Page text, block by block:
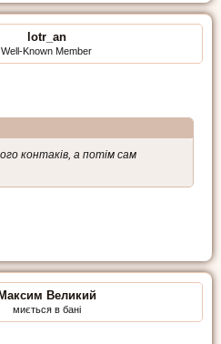
lotr_an
Well-Known Member
контаків, а потім сам
Максим Великий
миється в бані